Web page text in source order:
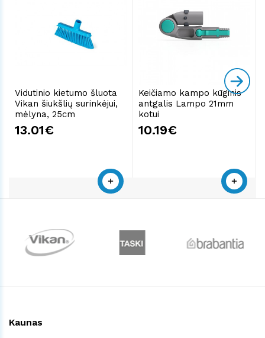
Vidutinio kietumo šluota
Vikan šiukšlių surinkėjui,
mėlyna, 25cm
13.01€
Keičiamo kampo kūginis
antgalis Lampo 21mm
kotui
10.19€
Kaunas